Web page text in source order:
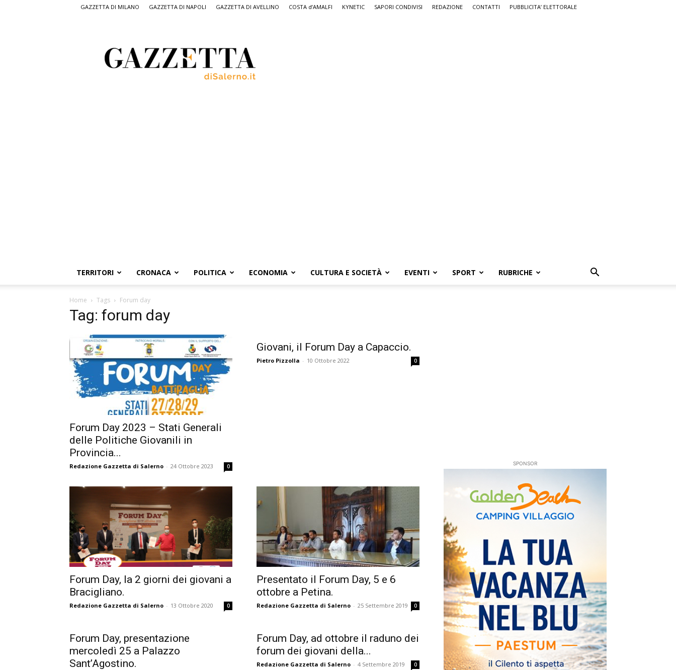
GAZZETTA DI MILANO GAZZETTA DI NAPOLI GAZZETTA DI AVELLINO COSTA d’AMALFI KYNETIC SAPORI CONDIVISI REDAZIONE CONTATTI PUBBLICITA’ ELETTORALE
Salerno,
il
quotidiano
TERRITORI CRONACA POLITICA ECONOMIA CULTURA E SOCIETÀ EVENTI SPORT RUBRICHE
Home Tags Forum day
Tag: forum day
Forum Day 2023 – Stati Generali
delle Politiche Giovanili in
Provincia...
Redazione Gazzetta di Salerno - 24 Ottobre 2023 0
Giovani, il Forum Day a Capaccio.
Pietro Pizzolla - 10 Ottobre 2022 0
Forum Day, la 2 giorni dei giovani a
Bracigliano.
Redazione Gazzetta di Salerno - 13 Ottobre 2020 0
Presentato il Forum Day, 5 e 6
ottobre a Petina.
Redazione Gazzetta di Salerno - 25 Settembre 2019 0
Forum Day, presentazione
mercoledì 25 a Palazzo
Sant’Agostino.
Forum Day, ad ottobre il raduno dei
forum dei giovani della...
Redazione Gazzetta di Salerno - 4 Settembre 2019 0
SPONSOR